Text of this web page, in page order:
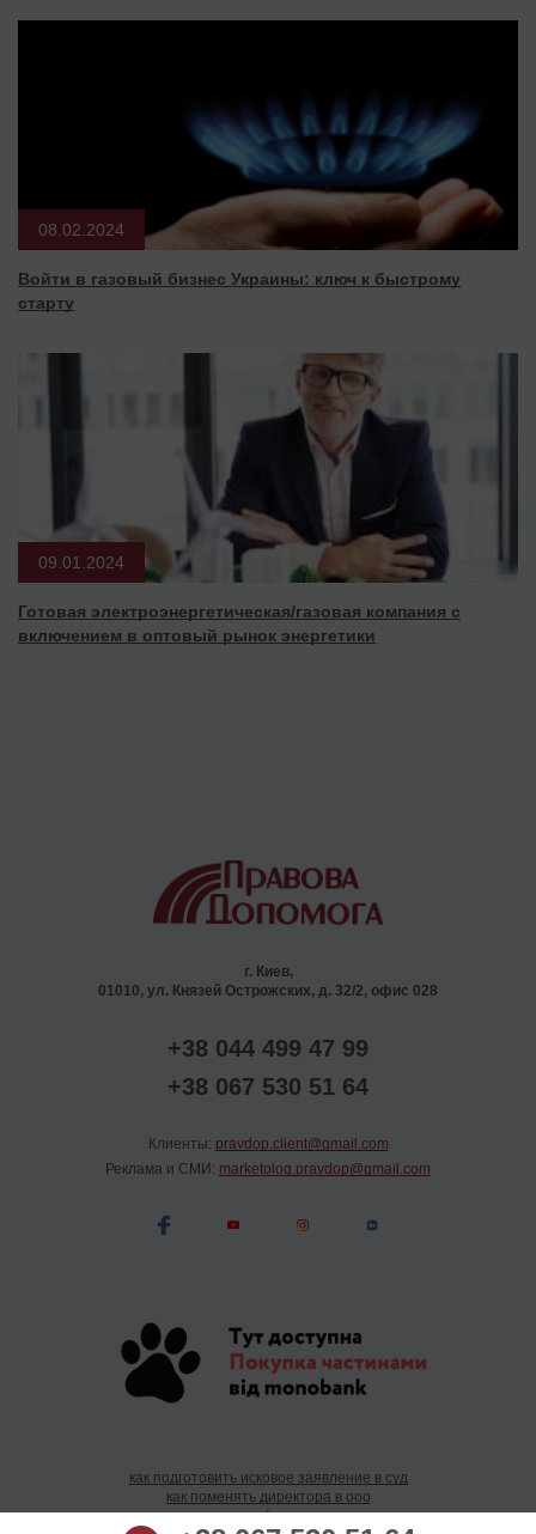
08.02.2024
Войти в газовый бизнес Украины: ключ к быстрому
старту
09.01.2024
Готовая электроэнергетическая/газовая компания с
включением в оптовый рынок энергетики
г. Киев,
01010, ул. Князей Острожских, д. 32/2, офис 028
+38 044 499 47 99
+38 067 530 51 64
Клиенты: pravdop.client@gmail.com
Реклама и СМИ: marketolog.pravdop@gmail.com
как подготовить исковое заявление в суд
как поменять директора в ооо
цена фирмы